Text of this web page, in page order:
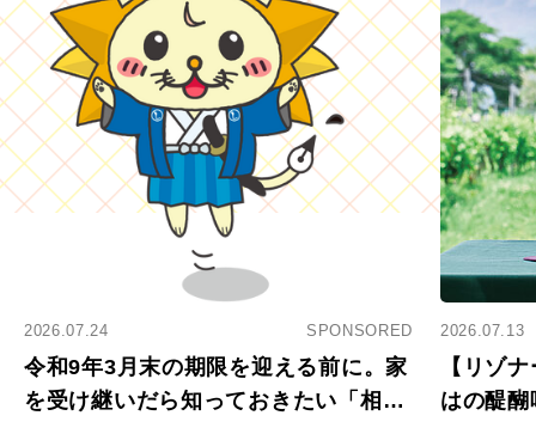
2026.07.24 SPONSORED
令和9年3月末の期限を迎える前に。家
を受け継いだら知っておきたい「相続
2026.07.13
【リゾ
はの醍